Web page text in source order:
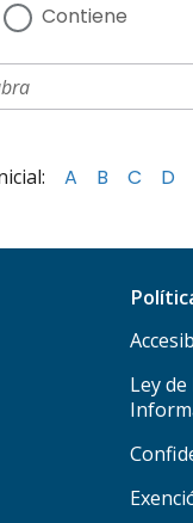
Contiene
A B C D
Ley